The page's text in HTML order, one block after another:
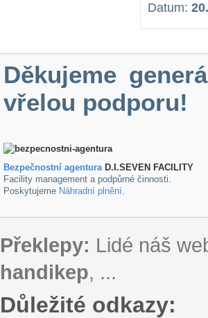
Datum:
Děkujeme
vřelou podporu!
Bezpečnostní agenturaD.I.SEVEN FACILITY
Facility management a podpůrné činnosti.
Poskytujeme Náhradní plnění.
Překlepy: Lidé náš
handikep, ...
Důležité odkazy: